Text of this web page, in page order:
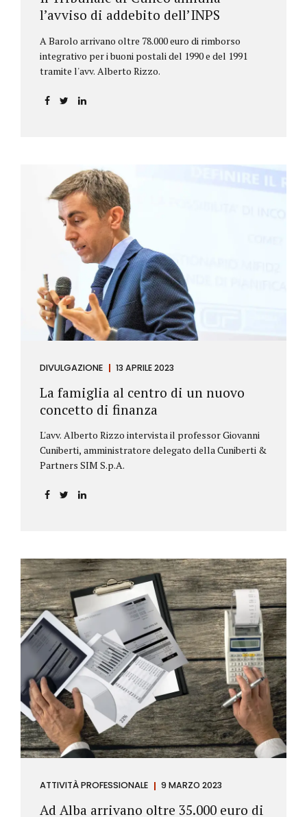
l’avviso di addebito dell’INPS
A Barolo arrivano oltre 78.000 euro di rimborso
integrativo per i buoni postali del 1990 e del 1991
tramite l'avv. Alberto Rizzo.
DIVULGAZIONE 13 APRILE 2023
La famiglia al centro di un nuovo
concetto di finanza
L'avv. Alberto Rizzo intervista il professor Giovanni
Cuniberti, amministratore delegato della Cuniberti &
Partners SIM S.p.A.
ATTIVITÀ PROFESSIONALE 9 MARZO 2023
Ad Alba arrivano oltre 35.000 euro di